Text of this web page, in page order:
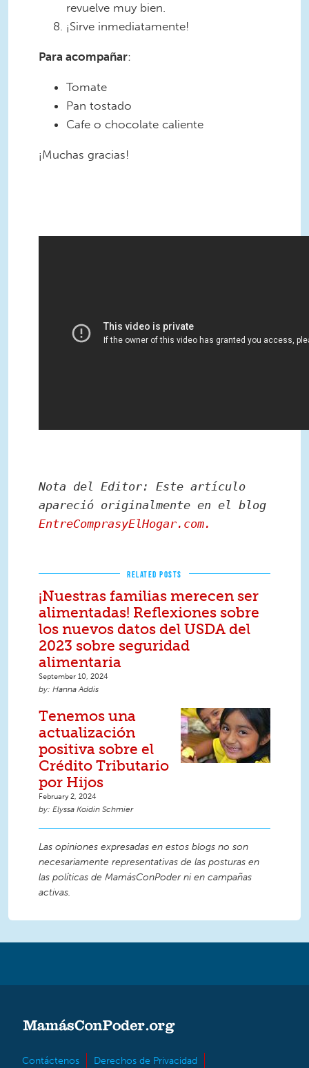
revuelve muy bien.
¡Sirve inmediatamente!
Para acompañar:
Tomate
Pan tostado
Cafe o chocolate caliente
¡Muchas gracias!
Nota del Editor: Este artículo
EntreComprasyElHogar.com.
RELATED POSTS
¡Nuestras familias merecen ser
alimentadas! Reflexiones sobre
los nuevos datos del USDA del
2023 sobre seguridad
alimentaria
September 10, 2024
Hanna Addis
Tenemos una
actualización
positiva sobre el
Crédito Tributario
por Hijos
February 2, 2024
Elyssa Koidin Schmier
Las opiniones expresadas en estos blogs no son
necesariamente representativas de las posturas en
las políticas de MamásConPoder ni en campañas
activas.
Contáctenos Derechos de Privacidad